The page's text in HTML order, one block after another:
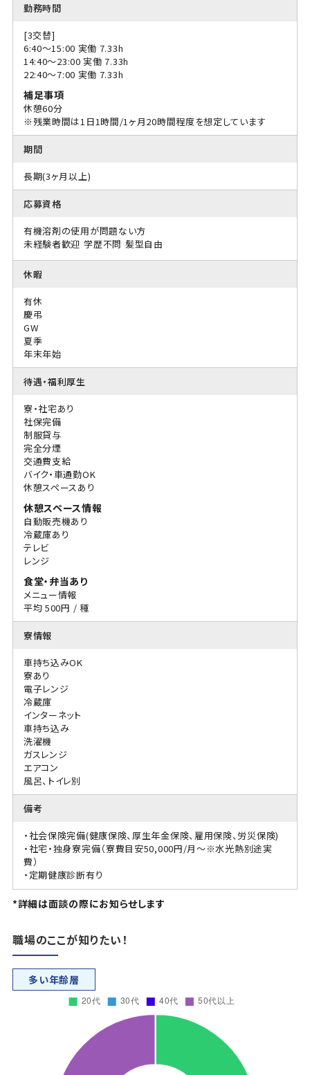
勤務時間
[3交替]
6:40〜15:00 実働 7.33h
14:40〜23:00 実働 7.33h
22:40〜7:00 実働 7.33h
補足事項
休憩60分
※残業時間は1日1時間/1ヶ月20時間程度を想定しています
期間
長期(3ヶ月以上)
応募資格
有機溶剤の使用が問題ない方
未経験者歓迎 学歴不問 髪型自由
休暇
有休
慶弔
GW
夏季
年末年始
待遇・福利厚生
寮・社宅あり
社保完備
制服貸与
完全分煙
交通費支給
バイク・車通勤OK
休憩スペースあり
休憩スペース情報
自動販売機あり
冷蔵庫あり
テレビ
レンジ
食堂・弁当あり
メニュー情報
平均 500円 / 種
寮情報
車持ち込みOK
寮あり
電子レンジ
冷蔵庫
インターネット
車持ち込み
洗濯機
ガスレンジ
エアコン
風呂、トイレ別
備考
・社会保険完備(健康保険、厚生年金保険、雇用保険、労災保険)
・社宅・独身寮完備（寮費目安50,000円/月～※水光熱別途実
費）
・定期健康診断有り
*詳細は面談の際にお知らせします
職場のここが知りたい！
多い年齢層